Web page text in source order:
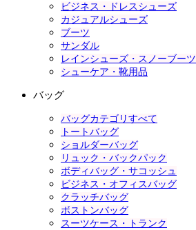
ビジネス・ドレスシューズ
カジュアルシューズ
ブーツ
サンダル
レインシューズ・スノーブーツ
シューケア・靴用品
バッグ
バッグカテゴリすべて
トートバッグ
ショルダーバッグ
リュック・バックパック
ボディバッグ・サコッシュ
ビジネス・オフィスバッグ
クラッチバッグ
ボストンバッグ
スーツケース・トランク